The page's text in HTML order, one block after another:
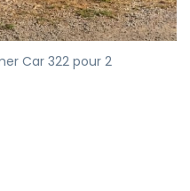
Car 322 pour 2